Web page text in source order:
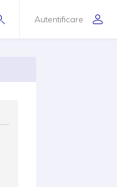
Autentificare